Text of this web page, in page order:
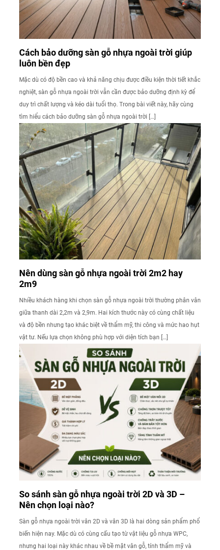
Cách bảo dưỡng sàn gỗ nhựa ngoài trời giúp
luôn bền đẹp
Mặc dù có độ bền cao và khả năng chịu được điều kiện thời tiết khắc
nghiệt, sàn gỗ nhựa ngoài trời vẫn cần được bảo dưỡng định kỳ để
duy trì chất lượng và kéo dài tuổi thọ. Trong bài viết này, hãy cùng
tìm hiểu cách bảo dưỡng sàn gỗ nhựa ngoài trời […]
Nên dùng sàn gỗ nhựa ngoài trời 2m2 hay
2m9
Nhiều khách hàng khi chọn sàn gỗ nhựa ngoài trời thường phân vân
giữa thanh dài 2,2m và 2,9m. Hai kích thước này có cùng chất liệu
và độ bền nhưng tạo khác biệt về thẩm mỹ, thi công và mức hao hụt
vật tư. Nếu lựa chọn không phù hợp với diện tích bạn […]
So sánh sàn gỗ nhựa ngoài trời 2D và 3D –
Nên chọn loại nào?
Sàn gỗ nhựa ngoài trời vân 2D và vân 3D là hai dòng sản phẩm phổ
biến hiện nay. Mặc dù có cùng cấu tạo từ vật liệu gỗ nhựa WPC,
nhưng hai loại này khác nhau về bề mặt vân gỗ, tính thẩm mỹ và